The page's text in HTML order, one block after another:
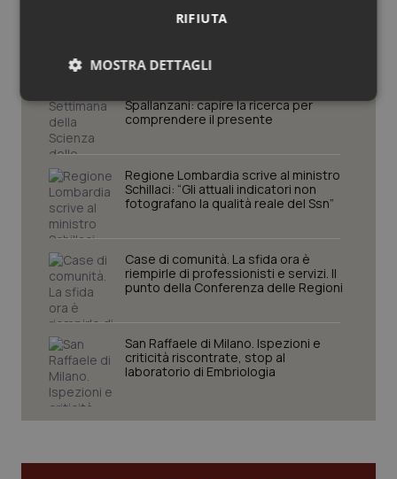
Spallanzani: capire la ricerca per
comprendere il presente
Regione Lombardia scrive al ministro
Schillaci: “Gli attuali indicatori non
fotografano la qualità reale del Ssn”
Case di comunità. La sfida ora è
riempirle di professionisti e servizi. Il
punto della Conferenza delle Regioni
San Raffaele di Milano. Ispezioni e
criticità riscontrate, stop al
laboratorio di Embriologia
RIFIUTA
MOSTRA DETTAGLI
Necessari Statistici Marketing
I cookie necessari contribuiscono a rendere fruibile il
sito web abilitandone funzionalità di base quali la
navigazione sulle pagine e l'accesso alle aree
funzionare correttamente senza questi cookie.
Fornitore/Dominio
VISITOR_PRIVACY_METADATA
YouTube
.youtube.com